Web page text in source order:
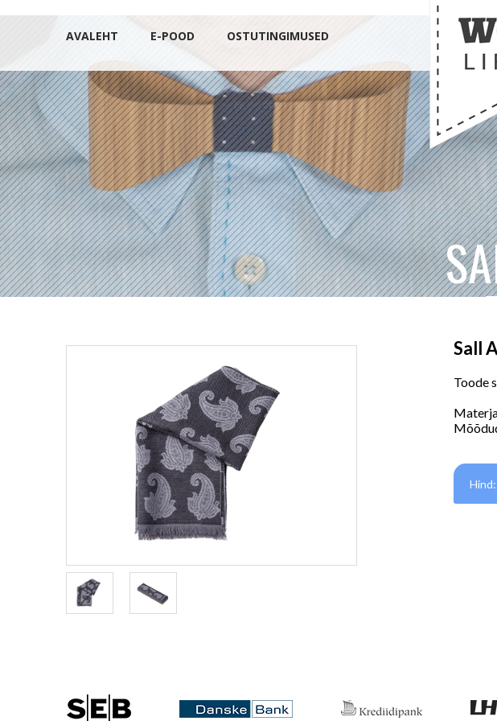
AVALEHT E-POOD OSTUTINGIMUSED
Sall
Toode
Hind: